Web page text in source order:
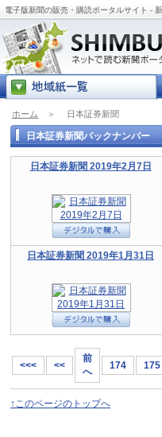
電子版新聞の販売・購読ポータルサイト -
ホーム ＞ 日本証券新聞
日本証券新聞バックナンバー
日本証券新聞 2019年2月7日
日本証券新聞 2019年1月31日
<<< <<
前
へ
174 175
↑このページのトップへ